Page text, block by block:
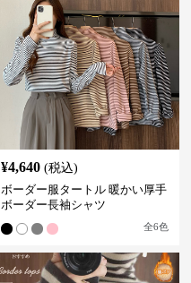
¥4,640 (税込)
ボーダー服タートル 暖かい厚手
ボーダー長袖シャツ
全6色